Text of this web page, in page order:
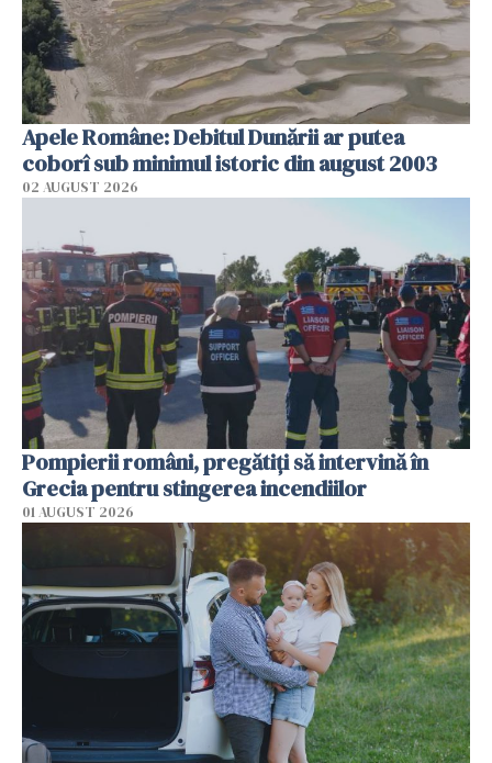
Apele Române: Debitul Dunării ar putea
coborî sub minimul istoric din august 2003
02 AUGUST 2026
Pompierii români, pregătiţi să intervină în
Grecia pentru stingerea incendiilor
01 AUGUST 2026